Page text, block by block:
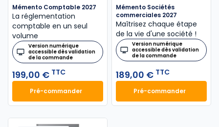
Mémento Comptable 2027
La réglementation
comptable en un seul
volume
Version numérique
accessible dès validation
de la commande
199,00 € TTC
Pré-commanderMémento Comptable 2027 à 199,00 € TTC
Mémento Sociétés
commerciales 2027
Maîtrisez chaque étape
de la vie d'une société !
Version numérique
accessible dès validation
de la commande
189,00 € TTC
Pré-commander
Mémento